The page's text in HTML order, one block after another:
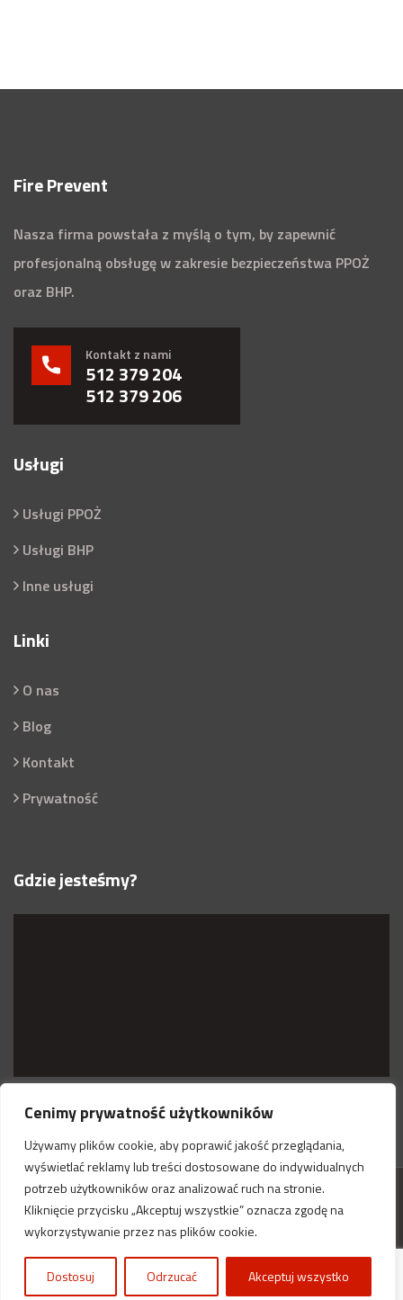
Cenimy prywatność użytkowników
Używamy plików cookie, aby poprawić jakość przeglądania,
wyświetlać reklamy lub treści dostosowane do indywidualnych
potrzeb użytkowników oraz analizować ruch na stronie.
Kliknięcie przycisku „Akceptuj wszystkie” oznacza zgodę na
wykorzystywanie przez nas plików cookie.
Dostosuj Odrzucać Akceptuj wszystko
Fire Prevent
Nasza firma powstała z myślą o tym, by zapewnić
profesjonalną obsługę w zakresie bezpieczeństwa PPOŻ
oraz BHP.
Kontakt z nami
512 379 204
512 379 206
Usługi
Usługi PPOŻ
Usługi BHP
Inne usługi
Linki
O nas
Blog
Kontakt
Prywatność
Gdzie jesteśmy?
fire-prevent.pl© Wszystkie prawa zastrzeżone.